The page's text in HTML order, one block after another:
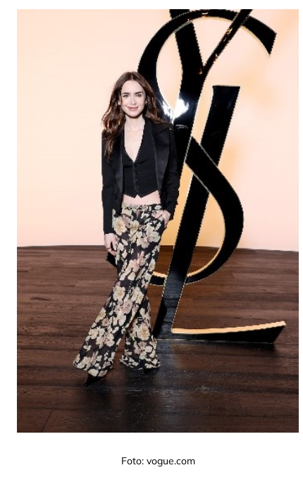
Foto: vogue.com